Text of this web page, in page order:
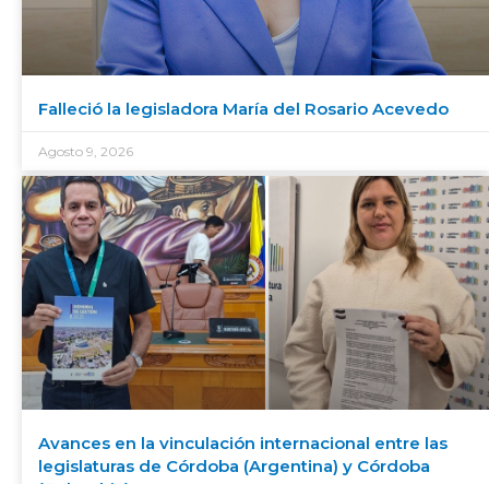
Falleció la legisladora María del Rosario Acevedo
Agosto 9, 2026
Avances en la vinculación internacional entre las
legislaturas de Córdoba (Argentina) y Córdoba